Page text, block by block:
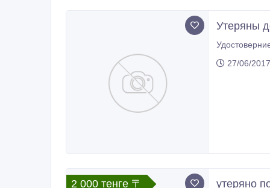
Утеряны
27/06/2017
2 000 тенге 〒 утеряно